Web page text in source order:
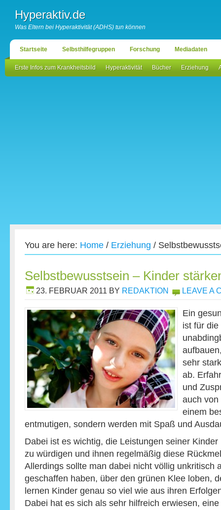
Hyperaktiv.de
Was Eltern bei Hyperaktivität (ADHS) tun können
Startseite Selbsthilfegruppen Forschung Mediadaten
Erste Infos zum Krankheitsbild Hyperaktivität Bücher Erziehung
You are here: Home / Erziehung /
Selbstbewusstsein – Kinder
23. FEBRUAR 2011 BY REDAKTION LEAVE A
Ein
ist für
sehr
ab.
und
auch von
einem
entmutigen, sondern werden mit Spaß und
Dabei ist es wichtig, die Leistungen seiner
zu würdigen und ihnen regelmäßig diese
Allerdings sollte man dabei nicht völlig unkritisch
geschaffen haben, über den grünen Klee loben,
lernen Kinder genau so viel wie aus ihren
Dabei hat es sich als sehr hilfreich erwiesen,